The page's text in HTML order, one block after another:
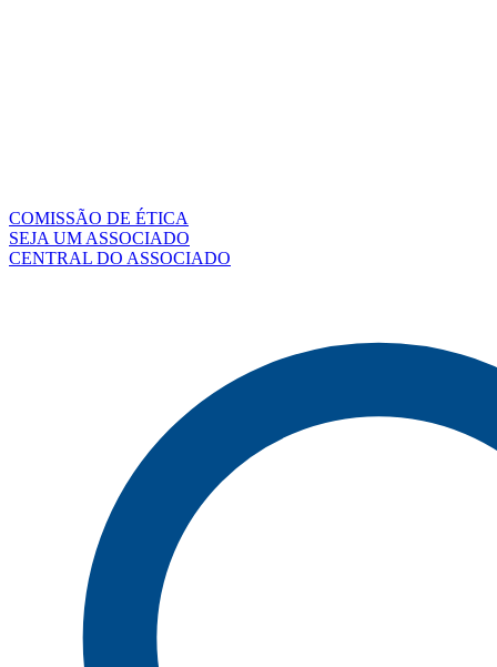
COMISSÃO DE ÉTICA
SEJA UM ASSOCIADO
CENTRAL DO ASSOCIADO